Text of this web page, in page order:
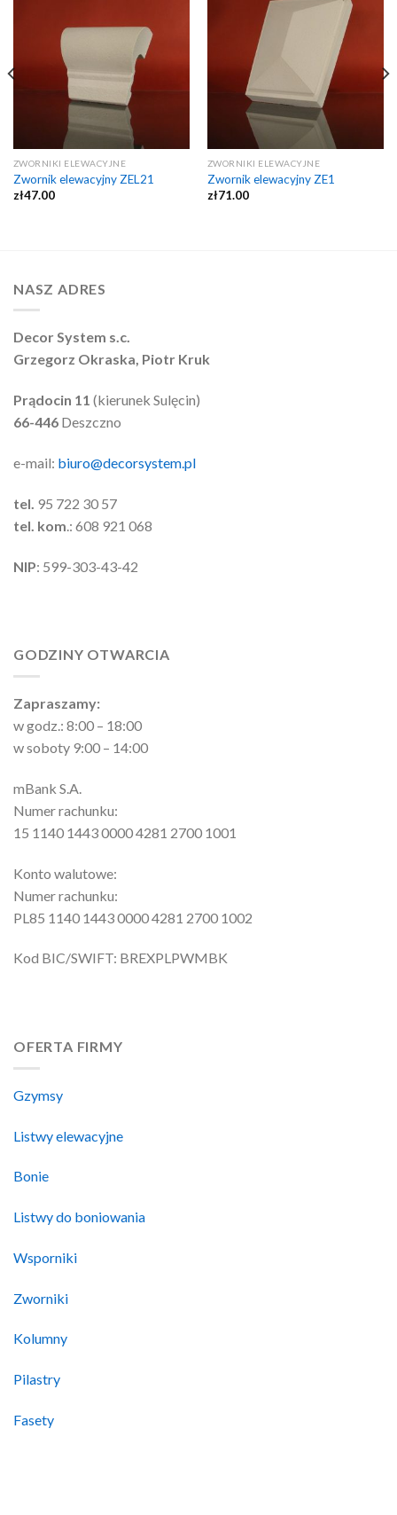
ZWORNIKI ELEWACYJNE
Zwornik elewacyjny ZEL21
zł47.00
ZWORNIKI ELEWACYJNE
Zwornik elewacyjny ZE1
zł71.00
NASZ ADRES
Decor System s.c.
Grzegorz Okraska, Piotr Kruk
Prądocin 11 (kierunek Sulęcin)
66-446 Deszczno
e-mail: biuro@decorsystem.pl
tel. 95 722 30 57
tel. kom.: 608 921 068
NIP: 599-303-43-42
GODZINY OTWARCIA
Zapraszamy:
w godz.: 8:00 – 18:00
w soboty 9:00 – 14:00
mBank S.A.
Numer rachunku:
15 1140 1443 0000 4281 2700 1001
Konto walutowe:
Numer rachunku:
PL85 1140 1443 0000 4281 2700 1002
Kod BIC/SWIFT: BREXPLPWMBK
OFERTA FIRMY
Gzymsy
Listwy elewacyjne
Bonie
Listwy do boniowania
Wsporniki
Zworniki
Kolumny
Pilastry
Fasety